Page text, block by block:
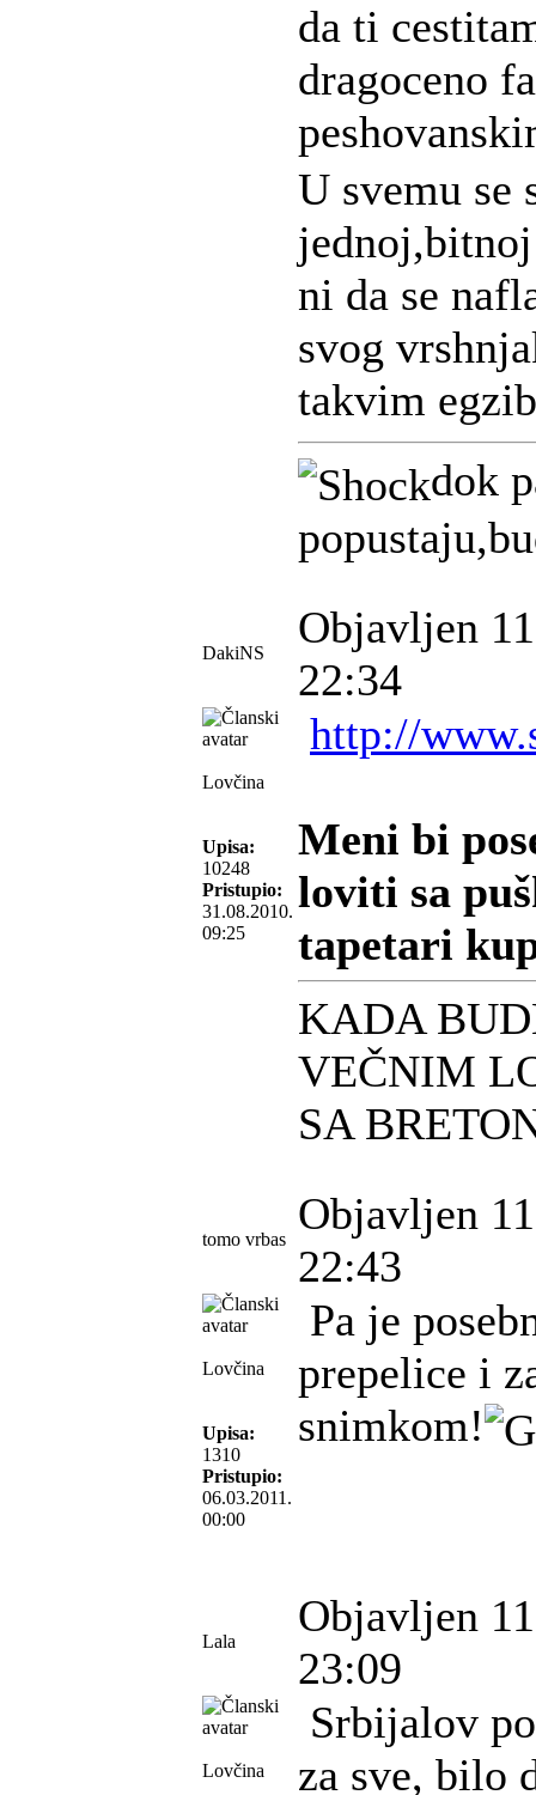
da ti
dragoceno
U svemu se
ni da se
svog
takvim
dok
DakiNS
Objavljen
22:34
Lovčina
Upisa:
10248
Pristupio:
31.08.2010.
09:25
http://
Meni bi
loviti sa
tapetari
KADA
VEČNIM
SA
tomo vrbas
Objavljen
22:43
Lovčina
Upisa:
1310
Pristupio:
06.03.2011.
00:00
Pa je
prepelice i
snimkom!
Lala
Objavljen
23:09
Lovčina
Srbijalov
za sve, bilo